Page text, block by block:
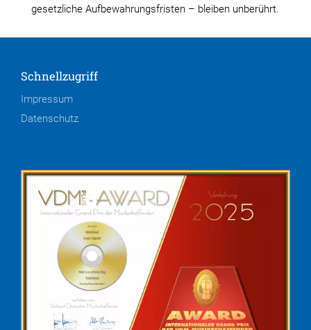
gesetzliche Aufbewahrungsfristen – bleiben unberührt.
Schnellzugriff
Impressum
Datenschutz